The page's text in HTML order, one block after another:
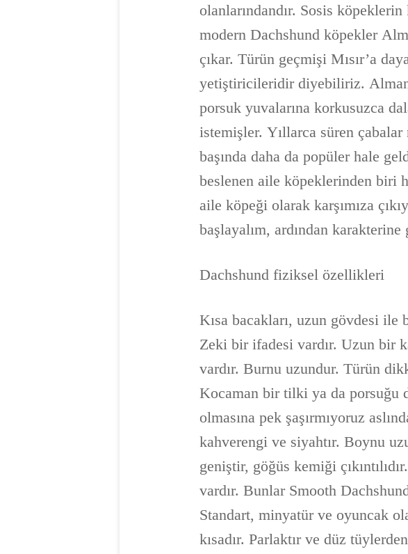
olanlarındandır. Sosis
modern Dachshund köpekler
çıkar. Türün geçmişi Mısır’a
yetiştiricileridir diyebiliriz.
porsuk yuvalarına korkusuzca
istemişler. Yıllarca süren
başında daha da popüler hale
beslenen aile köpeklerinden biri
aile köpeği olarak karşımıza
başlayalım, ardından karakterine
Dachshund fiziksel özellikleri
Kısa bacakları, uzun gövdesi
Zeki bir ifadesi vardır. Uzun bir
vardır. Burnu uzundur. Türün
Kocaman bir tilki ya da porsuğu
olmasına pek şaşırmıyoruz
kahverengi ve siyahtır. Boynu
geniştir, göğüs kemiği
vardır. Bunlar Smooth
Standart, minyatür ve oyuncak
kısadır. Parlaktır ve düz